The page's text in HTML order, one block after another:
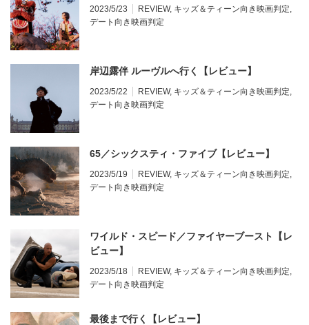
2023/5/23 REVIEW, キッズ＆ティーン向き映画判定
デート向き映画判定
岸辺露伴 ルーヴルへ行く【レビュー】
2023/5/22 REVIEW, キッズ＆ティーン向き映画判定
デート向き映画判定
65／シックスティ・ファイブ【レビュー】
2023/5/19 REVIEW, キッズ＆ティーン向き映画判定
デート向き映画判定
ワイルド・スピード／ファイヤーブースト【レ
ビュー】
2023/5/18 REVIEW, キッズ＆ティーン向き映画判定
デート向き映画判定
最後まで行く【レビュー】